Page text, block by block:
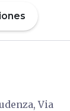
Via